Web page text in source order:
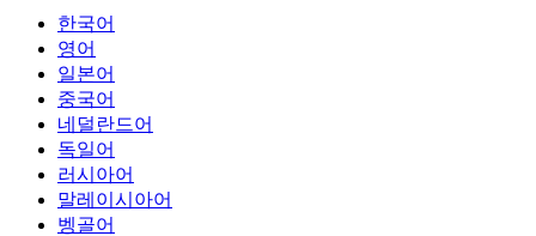
한국어
영어
일본어
중국어
네덜란드어
독일어
러시아어
말레이시아어
벵골어